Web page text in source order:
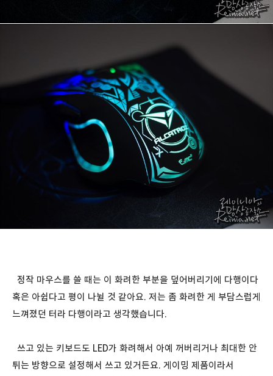
정작 마우스를 쓸 때는 이 화려한 부분을 덮어버리기에 다행이다
혹은 아쉽다고 평이 나뉠 것 같아요. 저는 좀 화려한 게 부담스럽게
느껴졌던 터라 다행이라고 생각했습니다.
쓰고 있는 키보드도 LED가 화려해서 아예 꺼버리거나 최대한 안
튀는 방향으로 설정해서 쓰고 있거든요. 게이밍 제품이라서